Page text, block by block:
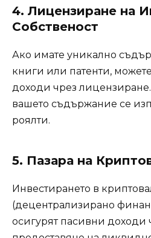
4. Лицензиране на
Собственост
Ако имате уникално
книги или патенти,
доходи чрез лицензиране.
вашето съдържание се
роялти.
5. Пазара на
Инвестирането в
(децентрализирано
осигурят пасивни доходи